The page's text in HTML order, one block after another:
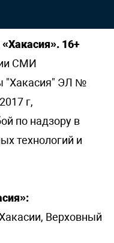
16+
СМИ
"Хакасия" ЭЛ №
г,
по надзору в
технологий и
Верховный